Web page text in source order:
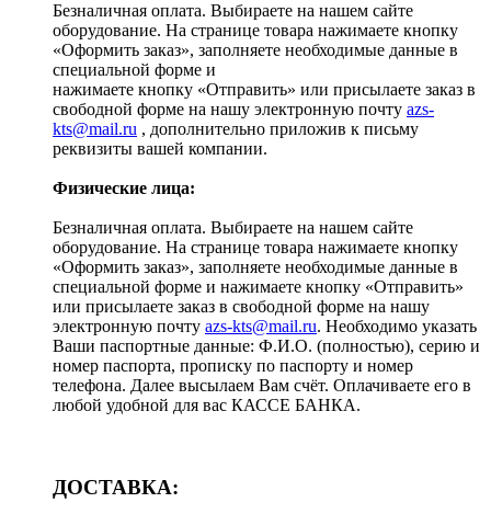
Безналичная оплата. Выбираете на нашем сайте
оборудование. На странице товара нажимаете кнопку
«Оформить заказ», заполняете необходимые данные в
специальной форме и
нажимаете кнопку «Отправить» или присылаете заказ в
свободной форме на нашу электронную почту azs-
kts@mail.ru , дополнительно приложив к письму
реквизиты вашей компании.
Физические лица:
Безналичная оплата. Выбираете на нашем сайте
оборудование. На странице товара нажимаете кнопку
«Оформить заказ», заполняете необходимые данные в
специальной форме и нажимаете кнопку «Отправить»
или присылаете заказ в свободной форме на нашу
электронную почту azs-kts@mail.ru. Необходимо указать
Ваши паспортные данные: Ф.И.О. (полностью), серию и
номер паспорта, прописку по паспорту и номер
телефона. Далее высылаем Вам счёт. Оплачиваете его в
любой удобной для вас КАССЕ БАНКА.
ДОСТАВКА: